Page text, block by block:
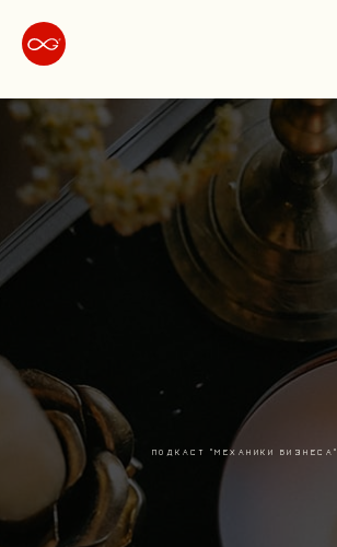
ПОДКАСТ "МЕХАНИКИ БИЗНЕСА"